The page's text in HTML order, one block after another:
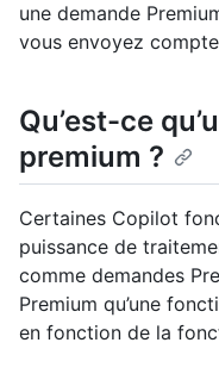
une demande
vous envoyez
Qu’est-ce
premium ?
Certaines Copilot
puissance de
comme demandes
Premium qu’une
en fonction de la